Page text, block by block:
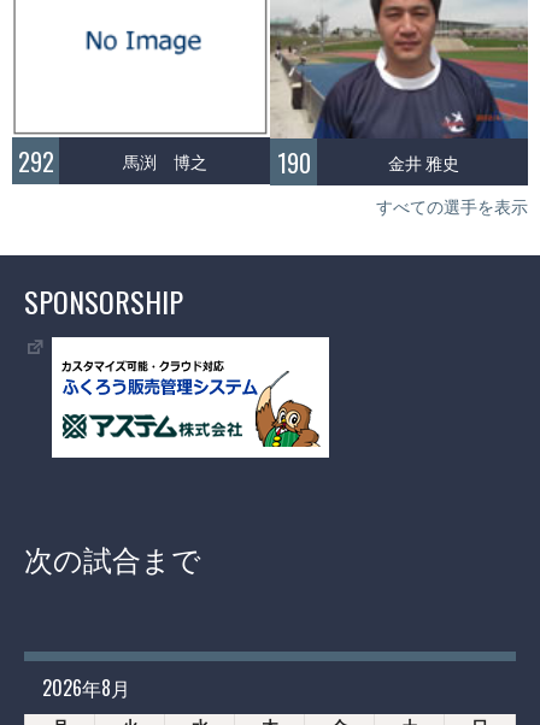
292 馬渕 博之 190 金井 雅史
すべての選手を表示
SPONSORSHIP
次の試合まで
2026年8月